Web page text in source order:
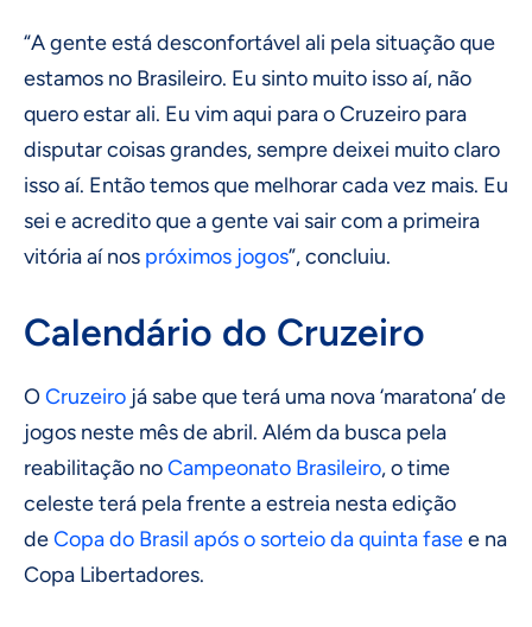
“A gente está desconfortável ali pela situação que
estamos no Brasileiro. Eu sinto muito isso aí, não
quero estar ali. Eu vim aqui para o Cruzeiro para
disputar coisas grandes, sempre deixei muito claro
isso aí. Então temos que melhorar cada vez mais. Eu
sei e acredito que a gente vai sair com a primeira
vitória aí nos próximos jogos”, concluiu.
Calendário do Cruzeiro
OCruzeiro já sabe que terá uma nova ‘maratona’ de
jogos neste mês de abril. Além da busca pela
reabilitação noCampeonato Brasileiro, o time
celeste terá pela frente a estreia nesta edição
deCopa do Brasil após o sorteio da quinta fasee na
Copa Libertadores.